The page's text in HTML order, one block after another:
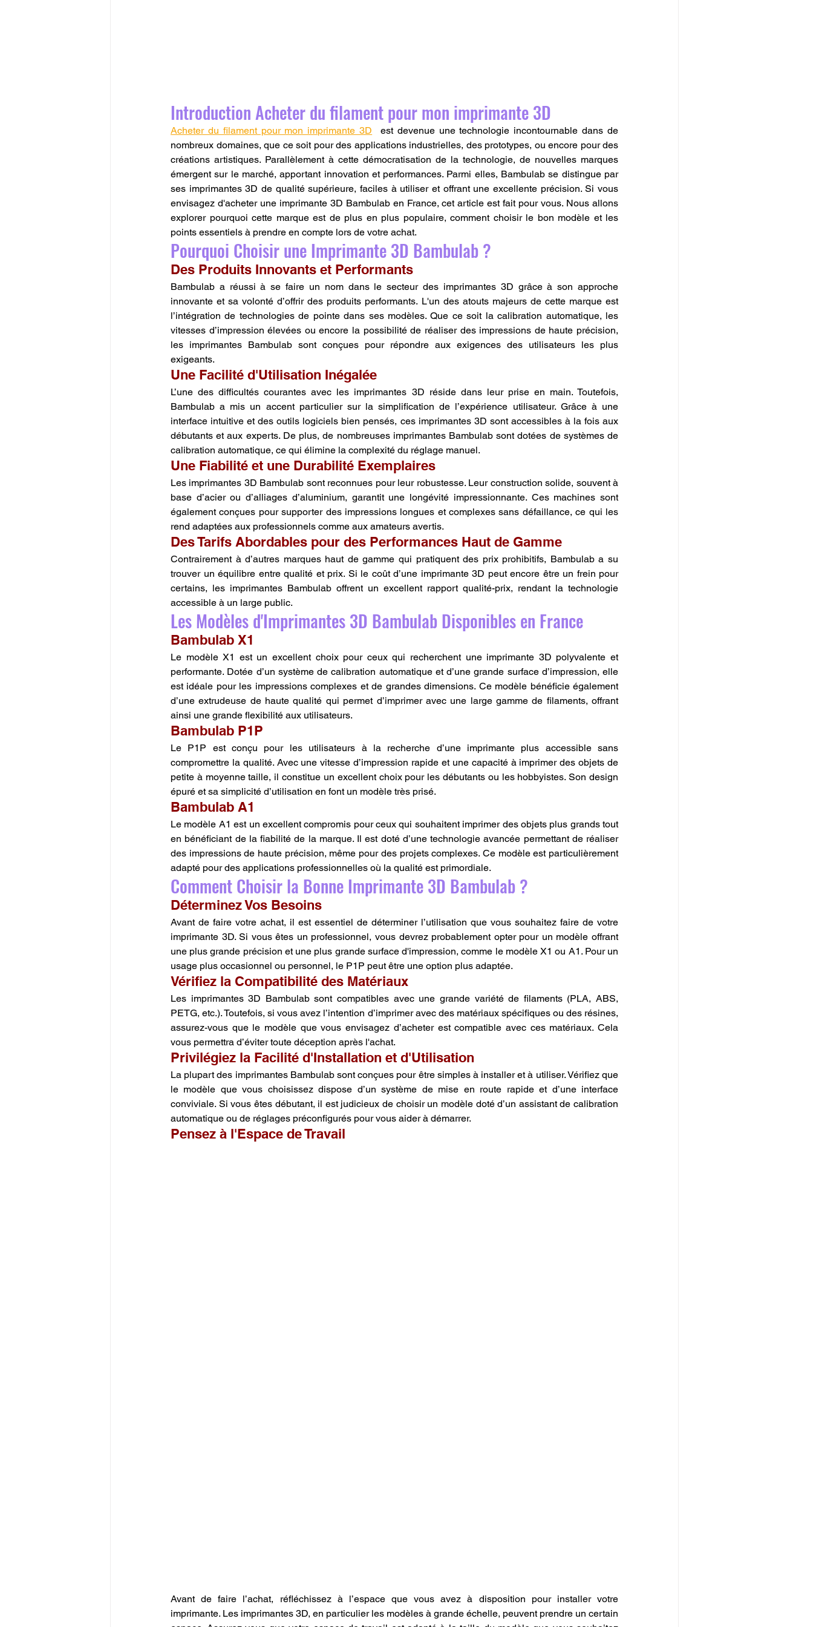
Introduction Acheter du filament pour mon imprimante 3D
Acheter du filament pour mon imprimante 3D est devenue une technologie incontournable dans de
nombreux domaines, que ce soit pour des applications industrielles, des prototypes, ou encore pour des
créations artistiques. Parallèlement à cette démocratisation de la technologie, de nouvelles marques
émergent sur le marché, apportant innovation et performances. Parmi elles, Bambulab se distingue par
ses imprimantes 3D de qualité supérieure, faciles à utiliser et offrant une excellente précision. Si vous
envisagez d'acheter une imprimante 3D Bambulab en France, cet article est fait pour vous. Nous allons
explorer pourquoi cette marque est de plus en plus populaire, comment choisir le bon modèle et les
points essentiels à prendre en compte lors de votre achat.
Pourquoi Choisir une Imprimante 3D Bambulab ?
Des Produits Innovants et Performants
Bambulab a réussi à se faire un nom dans le secteur des imprimantes 3D grâce à son approche
innovante et sa volonté d’offrir des produits performants. L'un des atouts majeurs de cette marque est
l’intégration de technologies de pointe dans ses modèles. Que ce soit la calibration automatique, les
vitesses d’impression élevées ou encore la possibilité de réaliser des impressions de haute précision,
les imprimantes Bambulab sont conçues pour répondre aux exigences des utilisateurs les plus
exigeants.
Une Facilité d'Utilisation Inégalée
L’une des difficultés courantes avec les imprimantes 3D réside dans leur prise en main. Toutefois,
Bambulab a mis un accent particulier sur la simplification de l’expérience utilisateur. Grâce à une
interface intuitive et des outils logiciels bien pensés, ces imprimantes 3D sont accessibles à la fois aux
débutants et aux experts. De plus, de nombreuses imprimantes Bambulab sont dotées de systèmes de
calibration automatique, ce qui élimine la complexité du réglage manuel.
Une Fiabilité et une Durabilité Exemplaires
Les imprimantes 3D Bambulab sont reconnues pour leur robustesse. Leur construction solide, souvent à
base d’acier ou d’alliages d’aluminium, garantit une longévité impressionnante. Ces machines sont
également conçues pour supporter des impressions longues et complexes sans défaillance, ce qui les
rend adaptées aux professionnels comme aux amateurs avertis.
Des Tarifs Abordables pour des Performances Haut de Gamme
Contrairement à d’autres marques haut de gamme qui pratiquent des prix prohibitifs, Bambulab a su
trouver un équilibre entre qualité et prix. Si le coût d’une imprimante 3D peut encore être un frein pour
certains, les imprimantes Bambulab offrent un excellent rapport qualité-prix, rendant la technologie
accessible à un large public.
Les Modèles d'Imprimantes 3D Bambulab Disponibles en France
Bambulab X1
Le modèle X1 est un excellent choix pour ceux qui recherchent une imprimante 3D polyvalente et
performante. Dotée d’un système de calibration automatique et d’une grande surface d’impression, elle
est idéale pour les impressions complexes et de grandes dimensions. Ce modèle bénéficie également
d’une extrudeuse de haute qualité qui permet d’imprimer avec une large gamme de filaments, offrant
ainsi une grande flexibilité aux utilisateurs.
Bambulab P1P
Le P1P est conçu pour les utilisateurs à la recherche d’une imprimante plus accessible sans
compromettre la qualité. Avec une vitesse d’impression rapide et une capacité à imprimer des objets de
petite à moyenne taille, il constitue un excellent choix pour les débutants ou les hobbyistes. Son design
épuré et sa simplicité d’utilisation en font un modèle très prisé.
Bambulab A1
Le modèle A1 est un excellent compromis pour ceux qui souhaitent imprimer des objets plus grands tout
en bénéficiant de la fiabilité de la marque. Il est doté d’une technologie avancée permettant de réaliser
des impressions de haute précision, même pour des projets complexes. Ce modèle est particulièrement
adapté pour des applications professionnelles où la qualité est primordiale.
Comment Choisir la Bonne Imprimante 3D Bambulab ?
Déterminez Vos Besoins
Avant de faire votre achat, il est essentiel de déterminer l’utilisation que vous souhaitez faire de votre
imprimante 3D. Si vous êtes un professionnel, vous devrez probablement opter pour un modèle offrant
une plus grande précision et une plus grande surface d'impression, comme le modèle X1 ou A1. Pour un
usage plus occasionnel ou personnel, le P1P peut être une option plus adaptée.
Vérifiez la Compatibilité des Matériaux
Les imprimantes 3D Bambulab sont compatibles avec une grande variété de filaments (PLA, ABS,
PETG, etc.). Toutefois, si vous avez l’intention d’imprimer avec des matériaux spécifiques ou des résines,
assurez-vous que le modèle que vous envisagez d’acheter est compatible avec ces matériaux. Cela
vous permettra d’éviter toute déception après l'achat.
Privilégiez la Facilité d'Installation et d'Utilisation
La plupart des imprimantes Bambulab sont conçues pour être simples à installer et à utiliser. Vérifiez que
le modèle que vous choisissez dispose d’un système de mise en route rapide et d’une interface
conviviale. Si vous êtes débutant, il est judicieux de choisir un modèle doté d’un assistant de calibration
automatique ou de réglages préconfigurés pour vous aider à démarrer.
Pensez à l'Espace de Travail
Avant de faire l’achat, réfléchissez à l’espace que vous avez à disposition pour installer votre
imprimante. Les imprimantes 3D, en particulier les modèles à grande échelle, peuvent prendre un certain